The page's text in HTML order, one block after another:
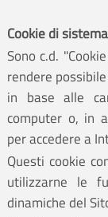
Cookie di
Sono c.d.
rendere
in base alle
computer o, in
per accedere a
Questi cookie
utilizzarne le
dinamiche del